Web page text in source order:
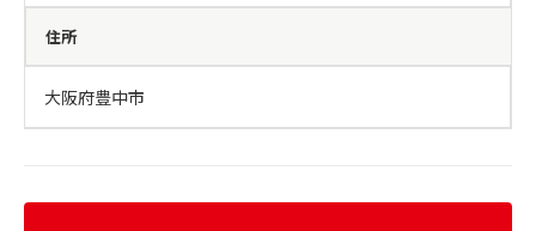
住所
大阪府豊中市